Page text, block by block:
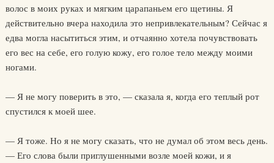
волос в моих руках и мягким царапаньем его щетины. Я
действительно вчера находила это непривлекательным? Сейчас я
едва могла насытиться этим, и отчаянно хотела почувствовать
его вес на себе, его голую кожу, его голое тело между моими
ногами.
— Я не могу поверить в это, — сказала я, когда его теплый рот
спустился к моей шее.
— Я тоже. Но я не могу сказать, что не думал об этом весь день.
— Его слова были приглушенными возле моей кожи, и я